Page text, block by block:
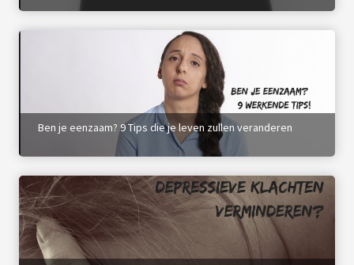
Ben je eenzaam? 9 Tips die je leven zullen veranderen